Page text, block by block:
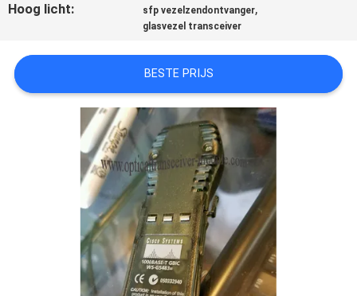
NIEUWS
GEVALLEN
SITEMAP
PRIVACYBELEID
Hoog licht: sfp vezelzendontvanger,
glasvezel transceiver
BESTE PRIJS